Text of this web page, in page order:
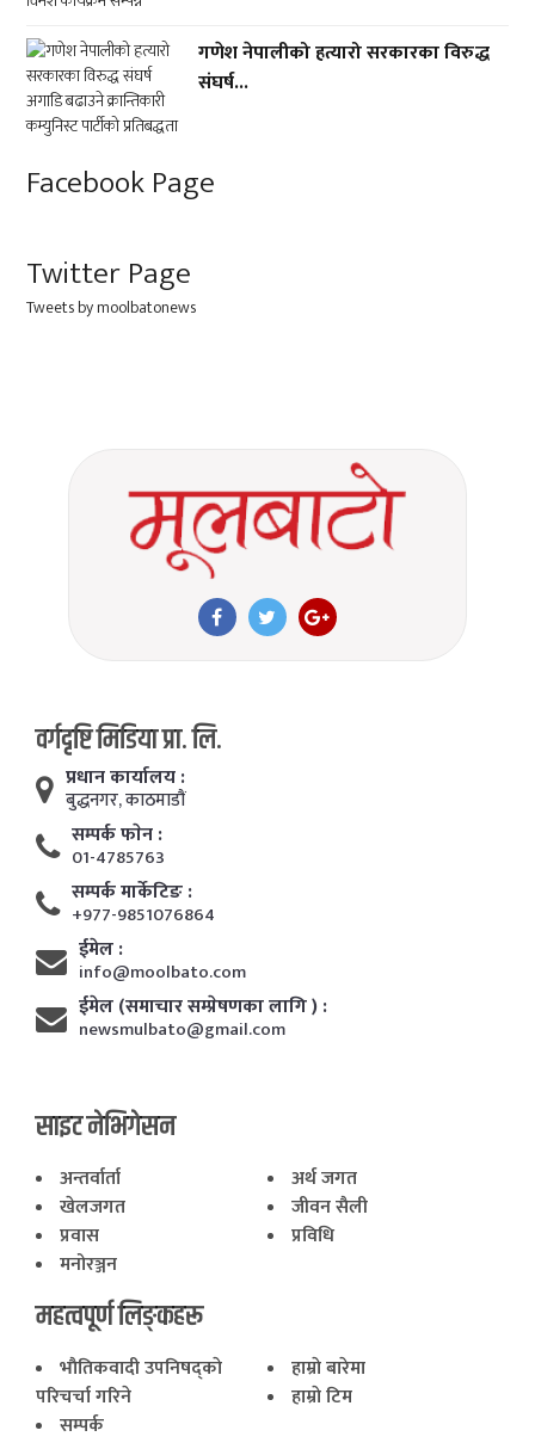
गणेश नेपालीको हत्यारो सरकारका विरुद्ध
संघर्ष...
Facebook Page
Twitter Page
Tweets by moolbatonews
वर्गदृष्टि मिडिया प्रा. लि.
प्रधान कार्यालय :
बुद्धनगर, काठमाडाैं
सम्पर्क फाेन :
01-4785763
सम्पर्क मार्केटिङ :
+977-9851076864
ईमेल :
info@moolbato.com
ईमेल (समाचार सम्प्रेषणका लागि ) :
newsmulbato@gmail.com
साइट नेभिगेसन
अन्तर्वार्ता
अर्थ जगत
खेलजगत
जीवन सैली
प्रवास
प्रविधि
मनोरञ्जन
महत्वपूर्ण लिङ्कहरू
भाैतिकवादी उपनिषद्काे
परिचर्चा गरिने
हाम्राे बारेमा
हाम्राे टिम
सम्पर्क